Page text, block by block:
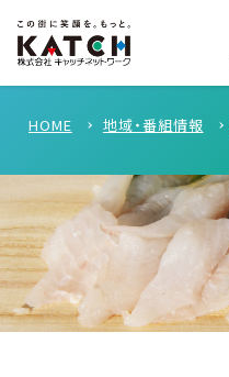
HOME 地域・番組情報